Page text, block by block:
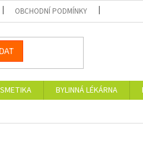
OBCHODNÍ PODMÍNKY
BYLINNÁ LÉKÁRNA